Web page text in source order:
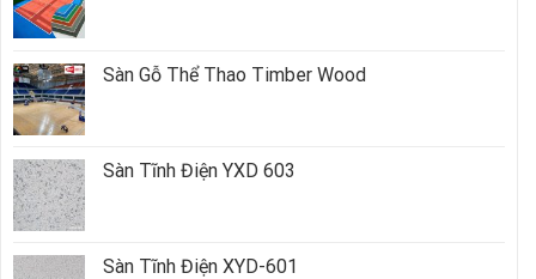
Sàn Gỗ Thể Thao Timber Wood
Sàn Tĩnh Điện YXD 603
Sàn Tĩnh Điện XYD-601